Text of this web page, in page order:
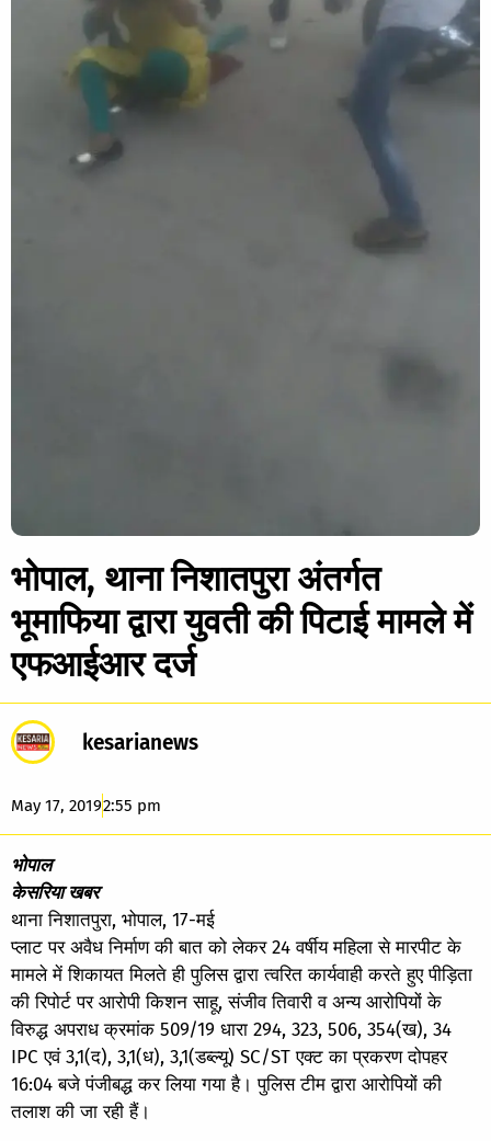
भोपाल, थाना निशातपुरा अंतर्गत
भूमाफिया द्वारा युवती की पिटाई मामले में
एफआईआर दर्ज
kesarianews
May 17, 20192:55 pm
भोपाल
केसरिया खबर
थाना निशातपुरा, भोपाल, 17-मई
प्लाट पर अवैध निर्माण की बात को लेकर 24 वर्षीय महिला से मारपीट के
मामले में शिकायत मिलते ही पुलिस द्वारा त्वरित कार्यवाही करते हुए पीड़िता
की रिपोर्ट पर आरोपी किशन साहू, संजीव तिवारी व अन्य आरोपियों के
विरुद्ध अपराध क्रमांक 509/19 धारा 294, 323, 506, 354(ख), 34
IPC एवं 3,1(द), 3,1(ध), 3,1(डब्ल्यू) SC/ST एक्ट का प्रकरण दोपहर
16:04 बजे पंजीबद्ध कर लिया गया है। पुलिस टीम द्वारा आरोपियों की
तलाश की जा रही हैं।